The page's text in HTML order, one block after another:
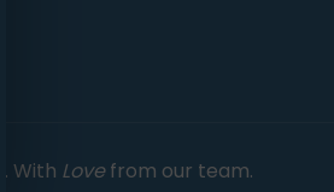
With Lovefrom our team.